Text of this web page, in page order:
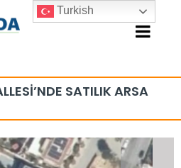
SATILIK ARSA
Turkish